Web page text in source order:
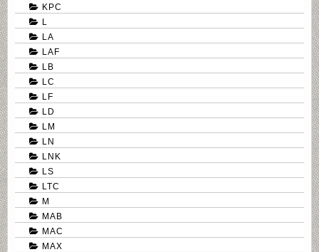
KPC
L
LA
LAF
LB
LC
LF
LD
LM
LN
LNK
LS
LTC
M
MAB
MAC
MAX